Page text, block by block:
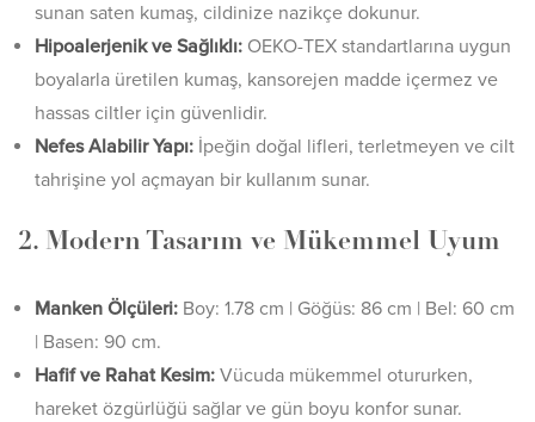
sunan saten kumaş, cildinize nazikçe dokunur.
Hipoalerjenik ve Sağlıklı: OEKO-TEX standartlarına uygun
boyalarla üretilen kumaş, kansorejen madde içermez ve
hassas ciltler için güvenlidir.
Nefes Alabilir Yapı: İpeğin doğal lifleri, terletmeyen ve cilt
tahrişine yol açmayan bir kullanım sunar.
2. Modern Tasarım ve Mükemmel Uyum
Manken Ölçüleri: Boy: 1.78 cm | Göğüs: 86 cm | Bel: 60 cm
| Basen: 90 cm.
Hafif ve Rahat Kesim: Vücuda mükemmel otururken,
hareket özgürlüğü sağlar ve gün boyu konfor sunar.